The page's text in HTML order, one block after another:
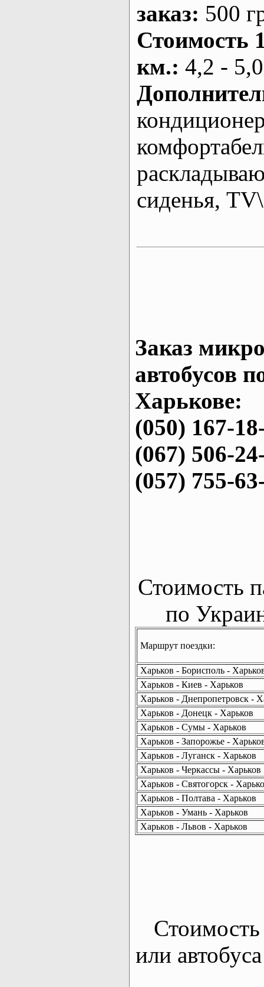
заказ: 500
Стоимость
км.: 4,2 -
сиденья,
Заказ
автобусов
Харькове:
(050) 167-
(067) 506-
(057) 755-
Стоимость
по
Маршрут поездки:
Харьков - Борисполь -
Харьков - Киев - Харьков
Харьков - Днепропетровск -
Харьков - Донецк - Харьков
Харьков - Сумы - Харьков
Харьков - Запорожье -
Харьков - Луганск - Харьков
Харьков - Черкассы - Харьков
Харьков - Святогорск -
Харьков - Полтава - Харьков
Харьков - Умань - Харьков
Харьков - Львов - Харьков
Стоимость
или